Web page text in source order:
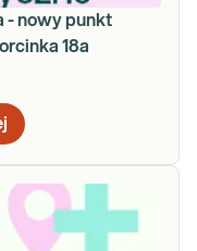
- nowy punkt
18a